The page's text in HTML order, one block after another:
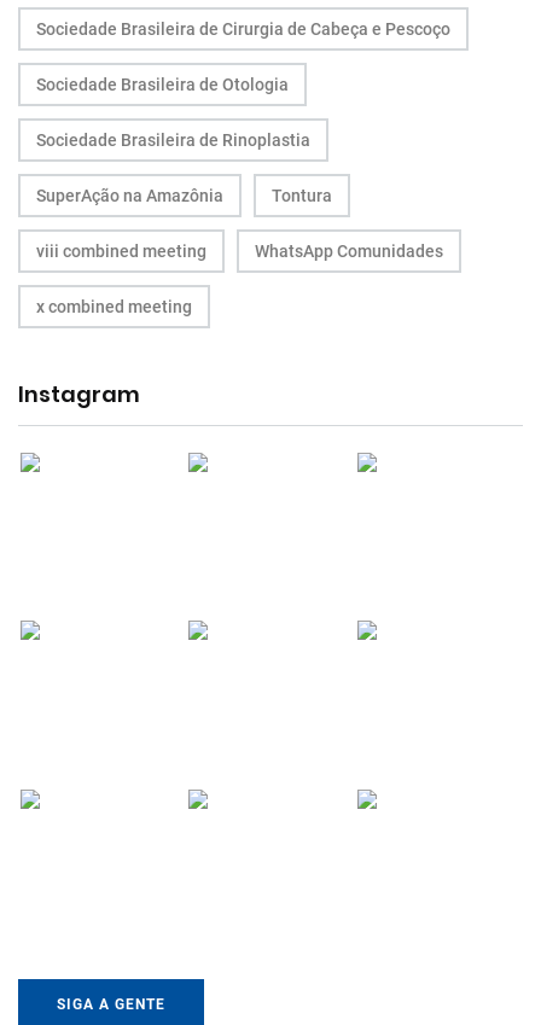
Sociedade Brasileira de Cirurgia de Cabeça e Pescoço
Sociedade Brasileira de Otologia
Sociedade Brasileira de Rinoplastia
SuperAção na Amazônia Tontura
viii combined meeting WhatsApp Comunidades
x combined meeting
Instagram
SIGA A GENTE